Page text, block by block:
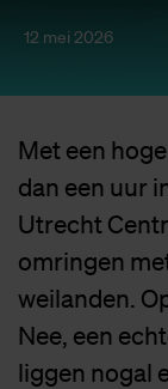
12 mei 2026
Met een
dan een uur
Utrecht
omringen
weilanden.
Nee, een
liggen nogal